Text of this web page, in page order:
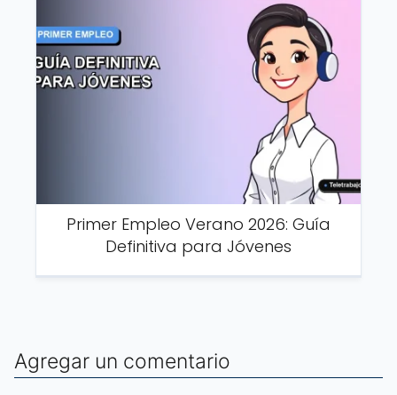
Primer Empleo Verano 2026: Guía
Definitiva para Jóvenes
Agregar un comentario